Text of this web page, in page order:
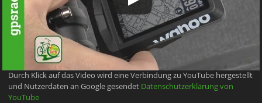
Durch Klick auf das Video wird eine Verbindung zu YouTube hergestellt
und Nutzerdaten an Google gesendet Datenschutzerklärung von
YouTube